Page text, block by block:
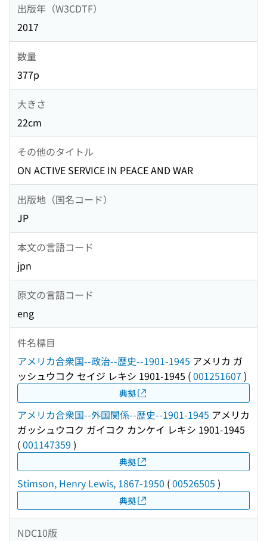
出版年（W3CDTF）
2017
数量
377p
大きさ
22cm
その他のタイトル
ON ACTIVE SERVICE IN PEACE AND WAR
出版地（国名コード）
JP
本文の言語コード
jpn
原文の言語コード
eng
件名標目
アメリカ合衆国--政治--歴史--1901-1945 アメリカ ガ
ッシュウコク セイジ レキシ 1901-1945 (001251607 )
典拠
アメリカ合衆国--外国関係--歴史--1901-1945 アメリカ
ガッシュウコク ガイコク カンケイ レキシ 1901-1945
(001147359 )
典拠
Stimson, Henry Lewis, 1867-1950 (00526505 )
典拠
NDC10版